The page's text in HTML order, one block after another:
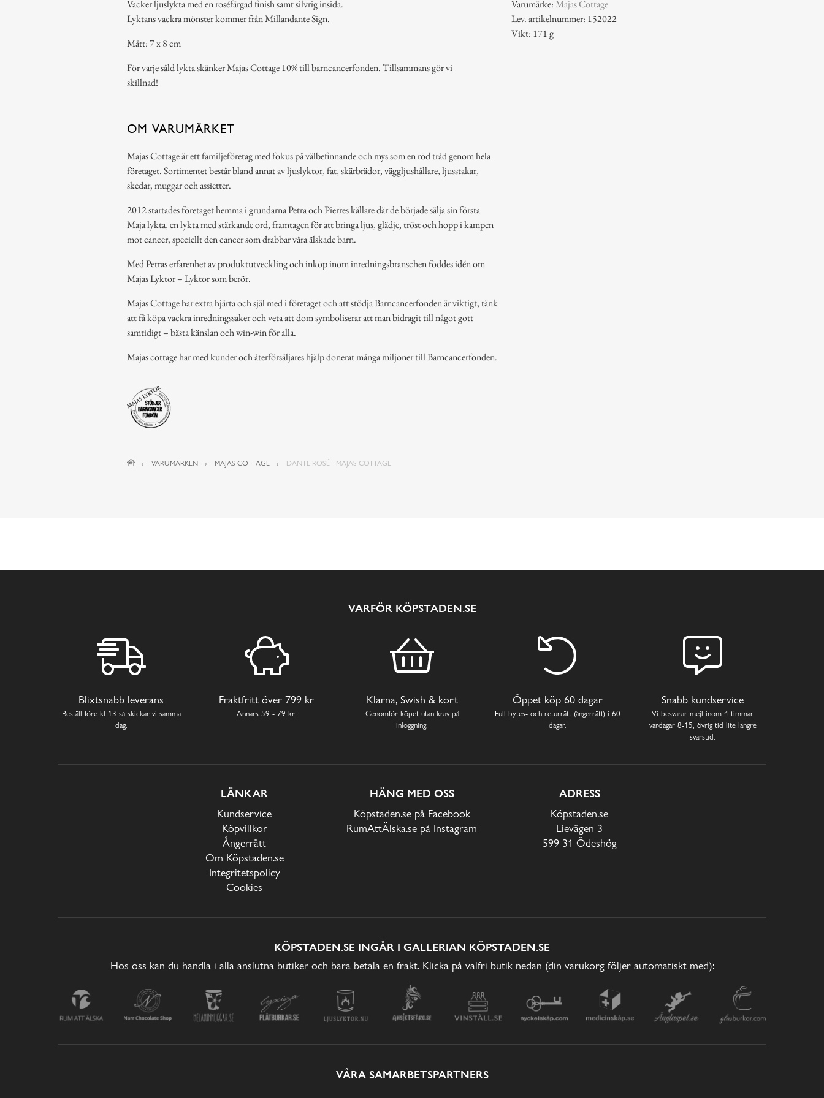
Vacker ljuslykta med en roséfärgad finish samt silvrig insida.
Lyktans vackra mönster kommer från Millandante Sign.
Mått: 7 x 8 cm
För varje såld lykta skänker Majas Cottage 10% till barncancerfonden. Tillsammans gör vi
skillnad!
Varumärke:Majas Cottage
Lev. artikelnummer: 152022
Vikt: 171 g
OM VARUMÄRKET
Majas Cottage är ett familjeföretag med fokus på välbefinnande och mys som en röd tråd genom hela
företaget. Sortimentet består bland annat av ljuslyktor, fat, skärbrädor, väggljushållare, ljusstakar,
skedar, muggar och assietter.
2012 startades företaget hemma i grundarna Petra och Pierres källare där de började sälja sin första
Maja lykta, en lykta med stärkande ord, framtagen för att bringa ljus, glädje, tröst och hopp i kampen
mot cancer, speciellt den cancer som drabbar våra älskade barn.
Med Petras erfarenhet av produktutveckling och inköp inom inredningsbranschen föddes idén om
Majas Lyktor – Lyktor som berör.
Majas Cottage har extra hjärta och själ med i företaget och att stödja Barncancerfonden är viktigt, tänk
att få köpa vackra inredningssaker och veta att dom symboliserar att man bidragit till något gott
samtidigt – bästa känslan och win-win för alla.
Majas cottage har med kunder och återförsäljares hjälp donerat många miljoner till Barncancerfonden.
VARUMÄRKEN MAJAS COTTAGE DANTE ROSÉ - MAJAS COTTAGE
VARFÖR KÖPSTADEN.SE
Blixtsnabb leverans
Beställ före kl 13 så skickar vi samma
dag.
Fraktfritt över 799 kr
Annars 59 - 79 kr.
Klarna, Swish & kort
Genomför köpet utan krav på
inloggning.
Öppet köp 60 dagar
Full bytes- och returrätt (ångerrätt) i 60
dagar.
Snabb kundservice
Vi besvarar mejl inom 4 timmar
vardagar 8-15, övrig tid lite längre
svarstid.
LÄNKAR
Kundservice
Köpvillkor
Ångerrätt
Om Köpstaden.se
Integritetspolicy
Cookies
HÄNG MED OSS
Köpstaden.se på Facebook
RumAttÄlska.se på Instagram
ADRESS
Köpstaden.se
Lievägen 3
599 31 Ödeshög
KÖPSTADEN.SE INGÅR I GALLERIAN KÖPSTADEN.SE
Hos oss kan du handla i alla anslutna butiker och bara betala en frakt. Klicka på valfri butik nedan (din varukorg följer automatiskt med):
VÅRA SAMARBETSPARTNERS